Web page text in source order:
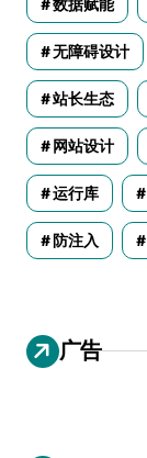
数据赋能
无障碍设计
站长生态
网站设计
运行库
防注入
广告